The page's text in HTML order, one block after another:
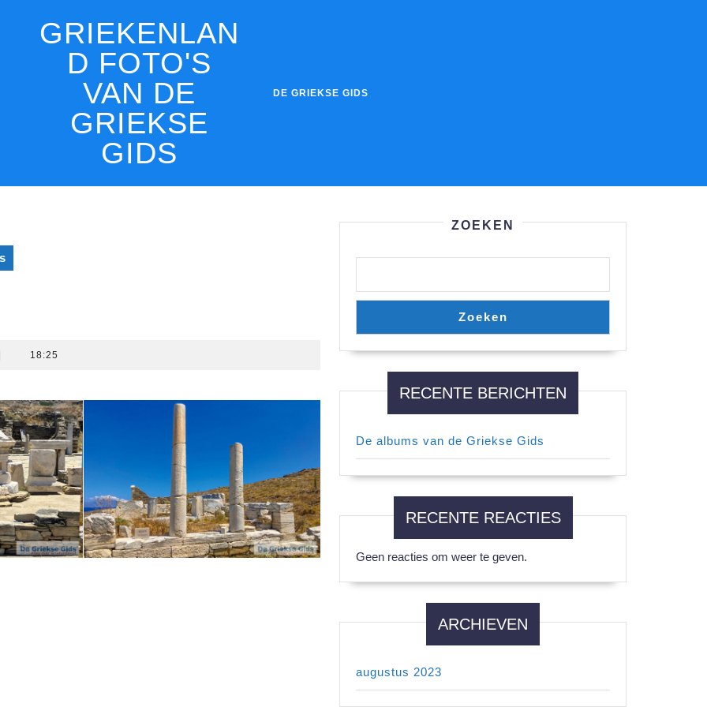
GRIEKENLAN
D FOTO'S
VAN DE
GRIEKSE
GIDS
DE GRIEKSE GIDS
18:25
ZOEKEN
Zoeken
RECENTE BERICHTEN
De albums van de Griekse Gids
RECENTE REACTIES
Geen reacties om weer te geven.
ARCHIEVEN
augustus 2023